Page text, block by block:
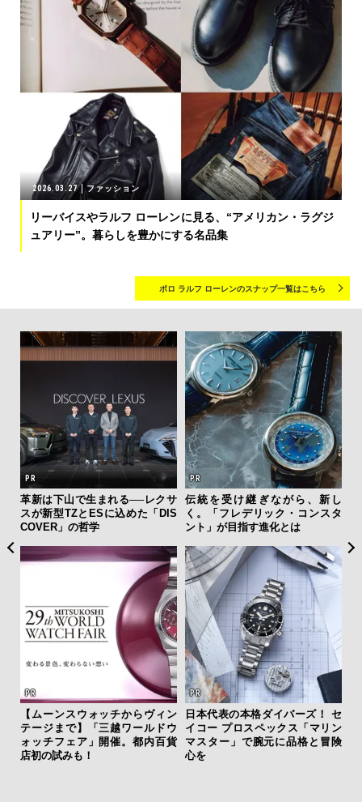
2026.03.27 ファッション
リーバイスやラルフ ローレンに見る、“アメリカン・ラグジ
ュアリー”。暮らしを豊かにする名品集
ポロ ラルフ ローレンのスナップ一覧はこちら
革新は下山で生まれる──レクサ
スが新型TZとESに込めた「DIS
COVER」の哲学
伝統を受け継ぎながら、新し
く。「フレデリック・コンスタ
ント」が目指す進化とは
【ムーンスウォッチからヴィン
テージまで】「三越ワールドウ
ォッチフェア」開催。都内百貨
店初の試みも！
日本代表の本格ダイバーズ！ セ
イコー プロスペックス「マリン
マスター」で腕元に品格と冒険
心を